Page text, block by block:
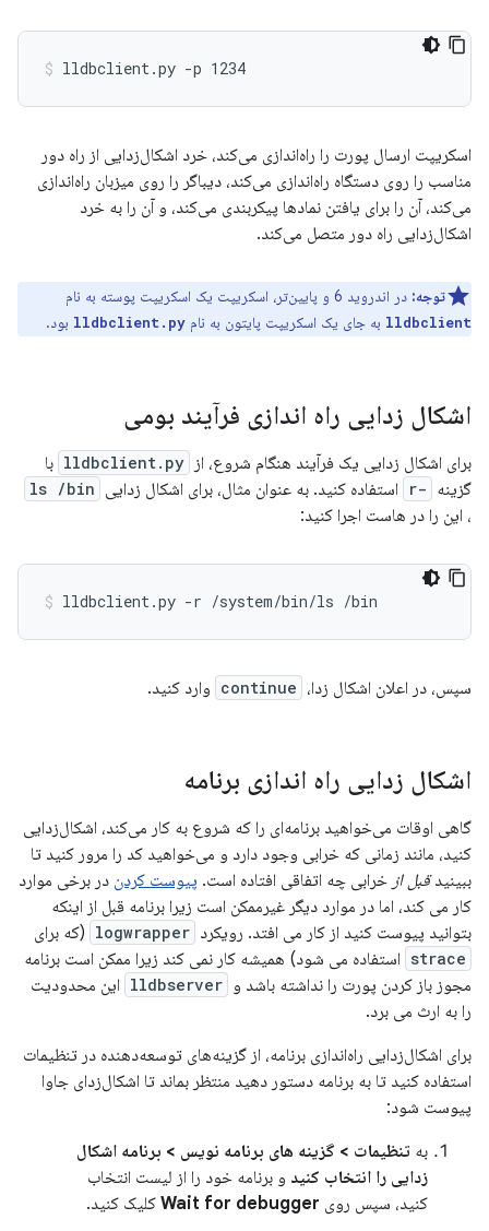
اسکریپت ارسال پورت را راه‌اندازی می‌کند، خرد اشکال‌زدایی از راه دور
مناسب را روی دستگاه راه‌اندازی می‌کند، دیباگر را روی میزبان راه‌اندازی
می‌کند، آن را برای یافتن نمادها پیکربندی می‌کند، و آن را به خرد
اشکال‌زدایی راه دور متصل می‌کند.
توجه: در اندروید 6 و پایین‌تر، اسکریپت یک اسکریپت پوسته به نام
lldbclient به جای یک اسکریپت پایتون به نام lldbclient.py بود.
اشکال زدایی راه اندازی فرآیند بومی
برای اشکال زدایی یک فرآیند هنگام شروع، از lldbclient.py با
گزینه -r استفاده کنید. به عنوان مثال، برای اشکال زدایی ls /bin
، این را در هاست اجرا کنید:
سپس، در اعلان اشکال زدا، continue وارد کنید.
اشکال زدایی راه اندازی برنامه
گاهی اوقات می‌خواهید برنامه‌ای را که شروع به کار می‌کند، اشکال‌زدایی
کنید، مانند زمانی که خرابی وجود دارد و می‌خواهید کد را مرور کنید تا
ببینیدقبل از خرابی چه اتفاقی افتاده است. پیوست کردن در برخی موارد
کار می کند، اما در موارد دیگر غیرممکن است زیرا برنامه قبل از اینکه
بتوانید پیوست کنید از کار می افتد. رویکرد logwrapper (که برای
strace استفاده می شود) همیشه کار نمی کند زیرا ممکن است برنامه
مجوز باز کردن پورت را نداشته باشد و lldbserver این محدودیت
را به ارث می برد.
برای اشکال‌زدایی راه‌اندازی برنامه، از گزینه‌های توسعه‌دهنده در تنظیمات
استفاده کنید تا به برنامه دستور دهید منتظر بماند تا اشکال‌زدای جاوا
پیوست شود:
به تنظیمات > گزینه های برنامه نویس > برنامه اشکال
زدایی را انتخاب کنید و برنامه خود را از لیست انتخاب
کنید، سپس روی Wait for debugger کلیک کنید.